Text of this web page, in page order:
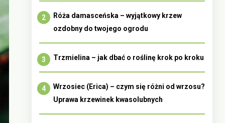
Róża damasceńska – wyjątkowy krzew
ozdobny do twojego ogrodu
Trzmielina – jak dbać o roślinę krok po kroku
Wrzosiec (Erica) – czym się różni od wrzosu?
Uprawa krzewinek kwasolubnych